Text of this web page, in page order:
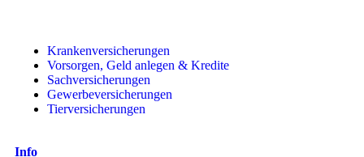
Krankenversicherungen
Vorsorgen, Geld anlegen & Kredite
Sachversicherungen
Gewerbeversicherungen
Tierversicherungen
Info